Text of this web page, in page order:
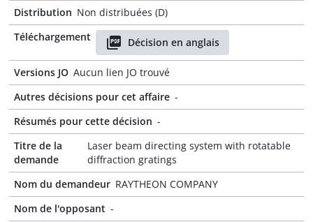
Distribution Non distribuées (D)
Téléchargement
Décision en anglais
Versions JO Aucun lien JO trouvé
Autres décisions pour cet affaire -
Résumés pour cette décision -
Titre de la
demande
Laser beam directing system with rotatable
diffraction gratings
Nom du demandeur RAYTHEON COMPANY
Nom de l'opposant -